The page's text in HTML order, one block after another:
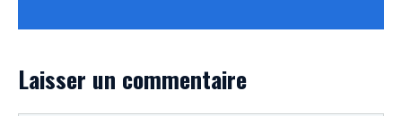
Laisser un commentaire